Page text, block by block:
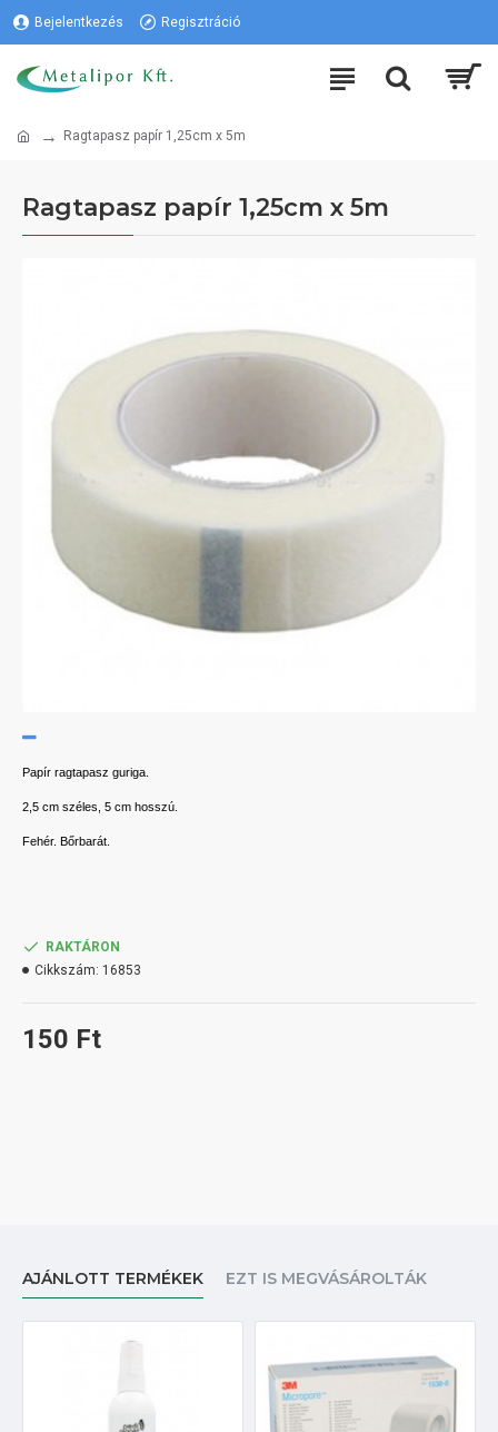
Bejelentkezés Regisztráció
Ragtapasz papír 1,25cm x 5m
Ragtapasz papír 1,25cm x 5m
Papír ragtapasz guriga.
2,5 cm széles, 5 cm hosszú.
Fehér. Bőrbarát.
150 Ft
RAKTÁRON
Cikkszám: 16853
AJÁNLOTT TERMÉKEK EZT IS MEGVÁSÁROLTÁK